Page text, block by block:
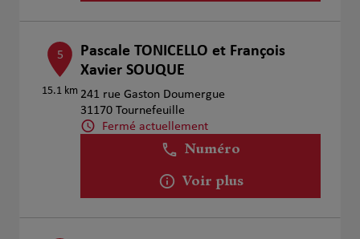
5
15.1 km
Pascale TONICELLO et François
Xavier SOUQUE
241 rue Gaston Doumergue
31170 Tournefeuille
Fermé actuellement
Numéro
Voir plus